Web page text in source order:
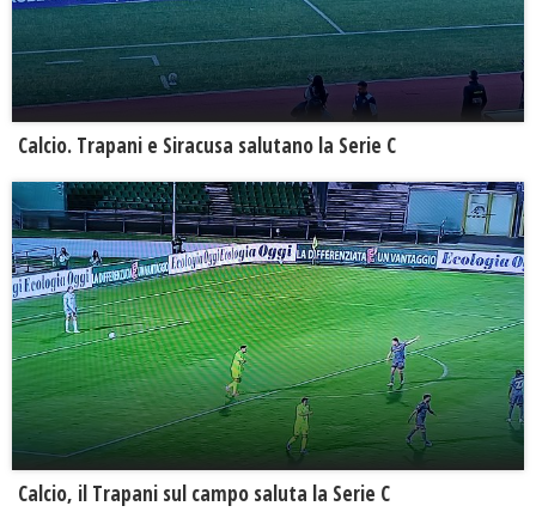
Calcio. Trapani e Siracusa salutano la Serie C
Calcio, il Trapani sul campo saluta la Serie C